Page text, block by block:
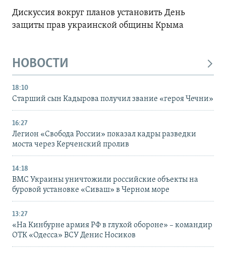
Дискуссия вокруг планов установить День
защиты прав украинской общины Крыма
НОВОСТИ
18:10
Старший сын Кадырова получил звание «героя Чечни»
16:27
Легион «Свобода России» показал кадры разведки
моста через Керченский пролив
14:18
ВМС Украины уничтожили российские объекты на
буровой установке «Сиваш» в Черном море
13:27
«На Кинбурне армия РФ в глухой обороне» – командир
ОТК «Одесса» ВСУ Денис Носиков